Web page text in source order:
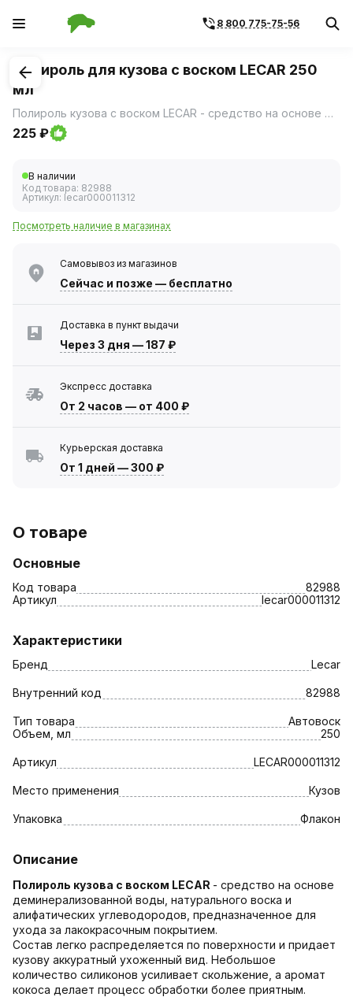
8 800 775-75-56
1/1
Полироль для кузова с воском LECAR 250
мл
Полироль кузова с воском LECAR - средство на основе деминерализованной воды, натурального воска и алифатических углеводородов, предназначенное для ухода за лакокрасочным покрытием.
225 ₽
В наличии
Код товара: 82988
Артикул: lecar000011312
Посмотреть наличие в магазинах
Самовывоз из магазинов
Сейчас и позже — бесплатно
Доставка в пункт выдачи
Через 3 дня —187 ₽
Экспресс доставка
От 2 часов — от 400 ₽
Курьерская доставка
От 1 дней —300 ₽
О товаре
Основные
Код товара
82988
Артикул
lecar000011312
Характеристики
Бренд Lecar
Внутренний код 82988
Тип товара
Автовоск
Объем, мл
250
Артикул LECAR000011312
Место применения Кузов
Упаковка Флакон
Описание
Полироль кузова с воском LECAR - средство на основе
деминерализованной воды, натурального воска и
алифатических углеводородов, предназначенное для
ухода за лакокрасочным покрытием.
Состав легко распределяется по поверхности и придает
кузову аккуратный ухоженный вид. Небольшое
количество силиконов усиливает скольжение, а аромат
кокоса делает процесс обработки более приятным.